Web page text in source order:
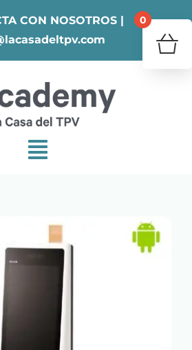
CON NOSOTROS |
0